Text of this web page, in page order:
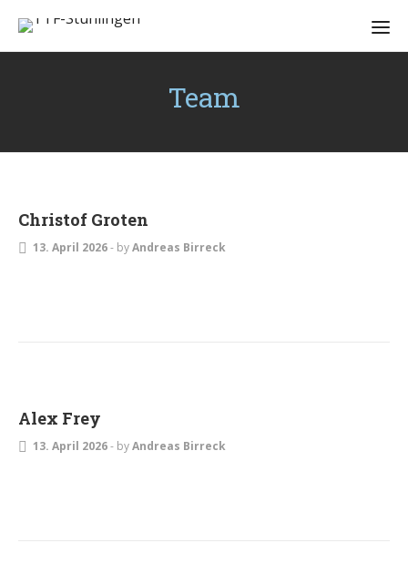
Team
Christof Groten
13. April 2026- byAndreas Birreck
Alex Frey
13. April 2026- byAndreas Birreck